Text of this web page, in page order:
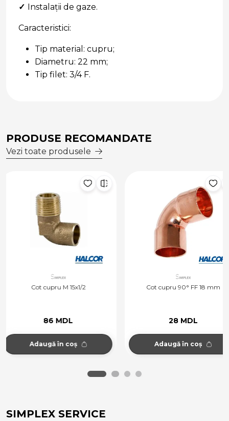
✓ Instalații de gaze.
Caracteristici:
Tip material: cupru;
Diametru: 22 mm;
Tip filet: 3/4 F.
PRODUSE RECOMANDATE
Vezi toate produsele
Cot cupru 90° FF 18 mm
28 MDL
Adaugă în coș
Cot cupru 90° MF 18
34 MDL
Adaugă în coș
SIMPLEX SERVICE